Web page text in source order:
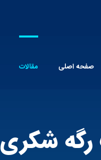
صفحه اصلی مقالات
شکری